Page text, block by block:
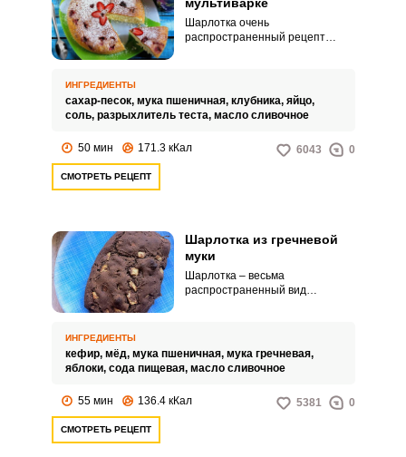
Шарлотка очень
распространенный рецепт
несладкого основного блюда.
ИНГРЕДИЕНТЫ
сахар-песок, мука пшеничная, клубника, яйцо,
соль, разрыхлитель теста, масло сливочное
50 мин 171.3 кКал 6043 0
СМОТРЕТЬ РЕЦЕПТ
Шарлотка из гречневой
муки
Шарлотка – весьма
распространенный вид
ИНГРЕДИЕНТЫ
кефир, мёд, мука пшеничная, мука гречневая,
яблоки, сода пищевая, масло сливочное
55 мин 136.4 кКал 5381 0
СМОТРЕТЬ РЕЦЕПТ